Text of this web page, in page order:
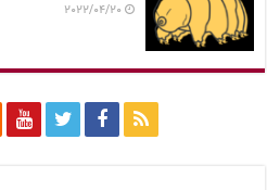
2022/04/20